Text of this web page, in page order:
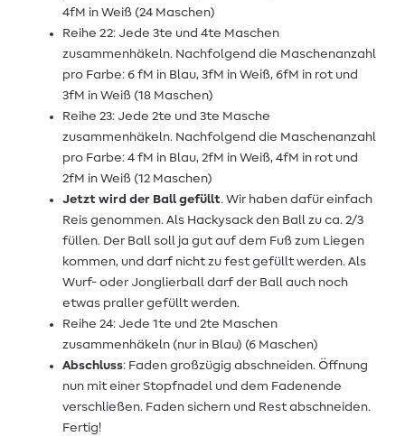
4fM in Weiß (24 Maschen)
Reihe 22: Jede 3te und 4te Maschen
zusammenhäkeln. Nachfolgend die Maschenanzahl
pro Farbe: 6 fM in Blau, 3fM in Weiß, 6fM in rot und
3fM in Weiß (18 Maschen)
Reihe 23: Jede 2te und 3te Masche
zusammenhäkeln. Nachfolgend die Maschenanzahl
pro Farbe: 4 fM in Blau, 2fM in Weiß, 4fM in rot und
2fM in Weiß (12 Maschen)
Jetzt wird der Ball gefüllt. Wir haben dafür einfach
Reis genommen. Als Hackysack den Ball zu ca. 2/3
füllen. Der Ball soll ja gut auf dem Fuß zum Liegen
kommen, und darf nicht zu fest gefüllt werden. Als
Wurf- oder Jonglierball darf der Ball auch noch
etwas praller gefüllt werden.
Reihe 24: Jede 1te und 2te Maschen
zusammenhäkeln (nur in Blau) (6 Maschen)
Abschluss: Faden großzügig abschneiden. Öffnung
nun mit einer Stopfnadel und dem Fadenende
verschließen. Faden sichern und Rest abschneiden.
Fertig!